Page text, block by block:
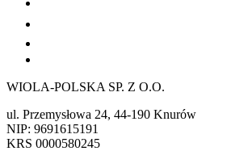
WIOLA-POLSKA SP. Z O.O.
ul. Przemysłowa 24, 44-190 Knurów
NIP: 9691615191
KRS 0000580245